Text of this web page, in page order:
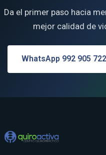
Da el primer paso hacia
mejor calidad de
WhatsApp 992 905 722